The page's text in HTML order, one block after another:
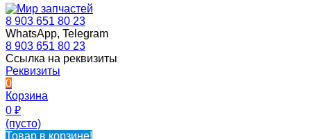
8 903 651 80 23
WhatsApp, Telegram
8 903 651 80 23
Ссылка на реквизиты
Реквизиты
0
Корзина
0 ₽
(пусто)
Товар в корзине!